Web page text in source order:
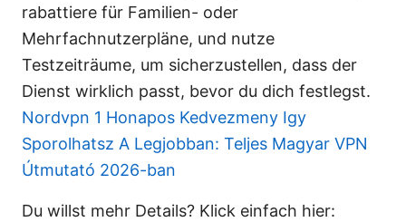
rabattiere für Familien- oder
Mehrfachnutzerpläne, und nutze
Testzeiträume, um sicherzustellen, dass der
Dienst wirklich passt, bevor du dich festlegst.
Nordvpn 1 Honapos Kedvezmeny Igy
Sporolhatsz A Legjobban: Teljes Magyar VPN
Útmutató 2026-ban
Du willst mehr Details? Klick einfach hier: